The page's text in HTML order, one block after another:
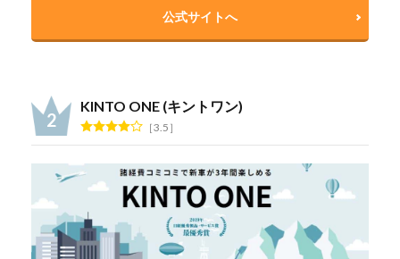
公式サイトへ
KINTO ONE (キントワン)
3.5